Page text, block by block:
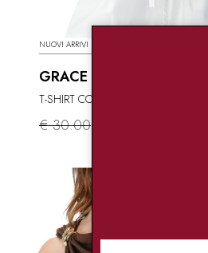
NUOVI ARRIVI
GRACE & MILA
T-SHIRT CON STAMPA
€ 30.00